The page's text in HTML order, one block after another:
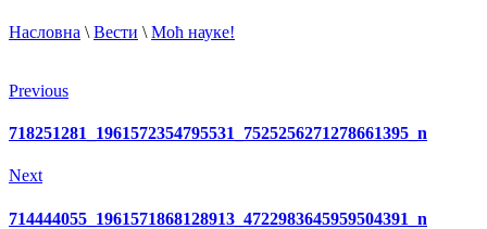
Насловна \ Вести \ Моћ науке!
Previous
718251281_1961572354795531_7525256271278661395_n
Next
714444055_1961571868128913_4722983645959504391_n